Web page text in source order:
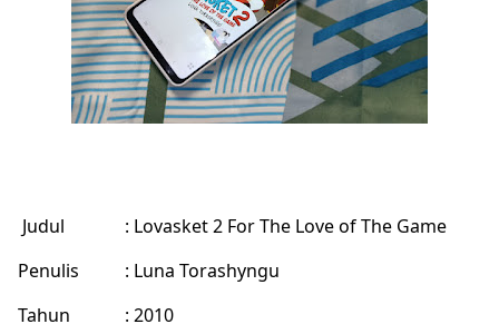
Judul
: Lovasket 2 For The Love of The Game
Penulis
: Luna Torashyngu
Tahun
: 2010